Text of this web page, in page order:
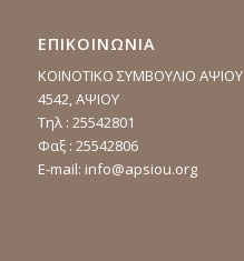
ΕΠΙΚΟΙΝΩΝΙΑ
ΚΟΙΝΟΤΙΚΟ ΣΥΜΒΟΥΛΙΟ ΑΨΙΟΥ
4542, ΑΨΙΟΥ
Τηλ : 25542801
Φαξ : 25542806
E-mail: info@apsiou.org